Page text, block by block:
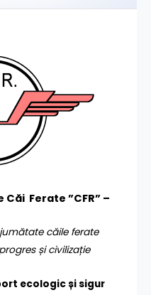
Ferate ”CFR” –
căile ferate
și civilizație
ecologic și sigur